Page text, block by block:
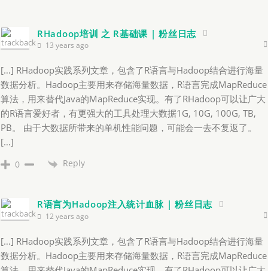
RHadoop培训 之 R基础课 | 粉丝日志
13 years ago
[…] RHadoop实践系列文章，包含了R语言与Hadoop结合进行海量
数据分析。Hadoop主要用来存储海量数据，R语言完成MapReduce
算法，用来替代Java的MapReduce实现。有了RHadoop可以让广大
的R语言爱好者，有更强大的工具处理大数据1G, 10G, 100G, TB,
PB。 由于大数据所带来的单机性能问题，可能会一去不复返了。
[…]
0 Reply
R语言为Hadoop注入统计血脉 | 粉丝日志
12 years ago
[…] RHadoop实践系列文章，包含了R语言与Hadoop结合进行海量
数据分析。Hadoop主要用来存储海量数据，R语言完成MapReduce